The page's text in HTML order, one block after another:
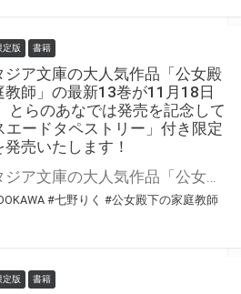
定版 書籍
ジア文庫の大人気作品「公女殿
教師」の最新13巻が11月18日
とらのあなでは発売を記念して
エードタペストリー」付き限定
売いたします！
#七野りく #公女殿下の家庭教師
定版 書籍